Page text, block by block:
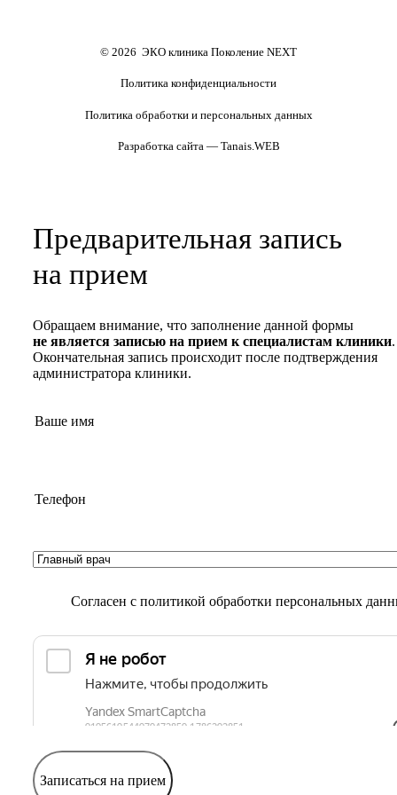
© 2026 ЭКО клиника Поколение NEXT
Политика конфиденциальности
Политика обработки и персональных данных
Разработка сайта — Tanais.WEB
Предварительная запись
на прием
Обращаем внимание, что заполнение данной формы
не является записью на прием к специалистам клиники.
Окончательная запись происходит после подтверждения
администратора клиники.
Согласен с политикой обработки персональных
Записаться на прием